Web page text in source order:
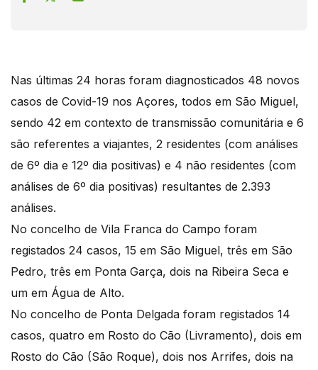
Nas últimas 24 horas foram diagnosticados 48 novos
casos de Covid-19 nos Açores, todos em São Miguel,
sendo 42 em contexto de transmissão comunitária e 6
são referentes a viajantes, 2 residentes (com análises
de 6º dia e 12º dia positivas) e 4 não residentes (com
análises de 6º dia positivas) resultantes de 2.393
análises.
No concelho de Vila Franca do Campo foram
registados 24 casos, 15 em São Miguel, três em São
Pedro, três em Ponta Garça, dois na Ribeira Seca e
um em Água de Alto.
No concelho de Ponta Delgada foram registados 14
casos, quatro em Rosto do Cão (Livramento), dois em
Rosto do Cão (São Roque), dois nos Arrifes, dois na